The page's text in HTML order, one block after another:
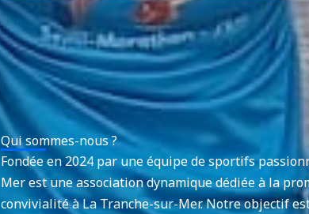
Qui sommes-nous ?
Fondée en 2024 par une équipe de sportifs
Mer est une association dynamique dédiée à la
convivialité à La Tranche-sur-Mer. Notre objectif